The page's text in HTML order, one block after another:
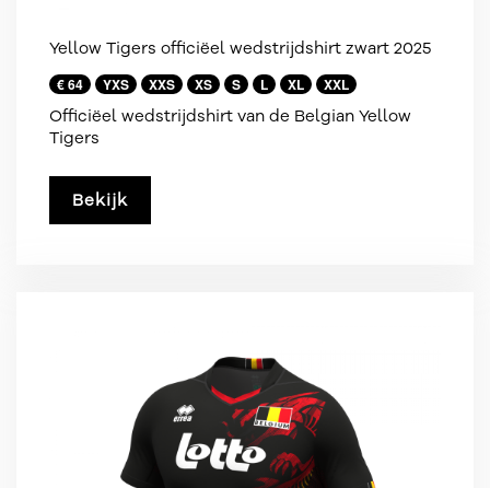
Yellow Tigers officiëel wedstrijdshirt zwart 2025
€ 64 YXS XXS XS S L XL XXL
Officiëel wedstrijdshirt van de Belgian Yellow
Tigers
Bekijk